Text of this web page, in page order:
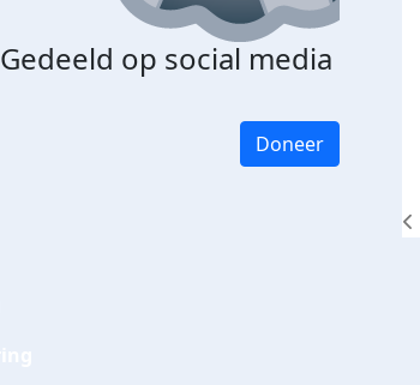
Gedeeld op social media
Doneer